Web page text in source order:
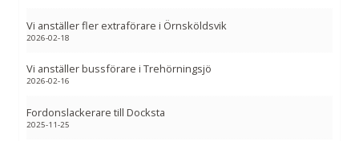
Vi anställer fler extraförare i Örnsköldsvik
2026-02-18
Vi anställer bussförare i Trehörningsjö
2026-02-16
Fordonslackerare till Docksta
2025-11-25